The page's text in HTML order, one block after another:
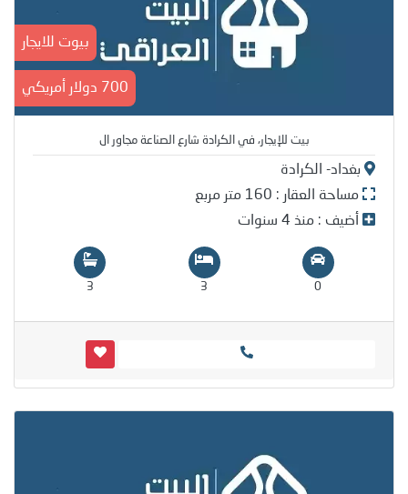
بيوت للايجار
700 دولار أمريكي
بيت للإيجار، في الكرادة شارع الصناعة مجاور ال
بغداد- الكرادة
مساحة العقار : 160 متر مربع
أضيف : منذ 4 سنوات
0
3
3